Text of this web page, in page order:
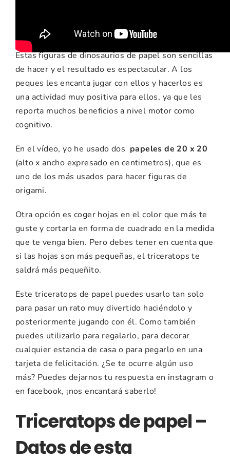
Estas figuras de dinosaurios de papel son sencillas
de hacer y el resultado es espectacular. A los
peques les encanta jugar con ellos y hacerlos es
una actividad muy positiva para ellos, ya que les
reporta muchos beneficios a nivel motor como
cognitivo.
En el vídeo, yo he usado dos papeles de 20 x 20
(alto x ancho expresado en centimetros), que es
uno de los más usados para hacer figuras de
origami.
Otra opción es coger hojas en el color que más te
guste y cortarla en forma de cuadrado en la medida
que te venga bien. Pero debes tener en cuenta que
si las hojas son más pequeñas, el triceratops te
saldrá más pequeñito.
Este triceratops de papel puedes usarlo tan solo
para pasar un rato muy divertido haciéndolo y
posteriormente jugando con él. Como también
puedes utilizarlo para regalarlo, para decorar
cualquier estancia de casa o para pegarlo en una
tarjeta de felicitación. ¿Se te ocurre algún uso
más? Puedes dejarnos tu respuesta en instagram o
en facebook, ¡nos encantará saberlo!
Triceratops de papel –
Datos de esta